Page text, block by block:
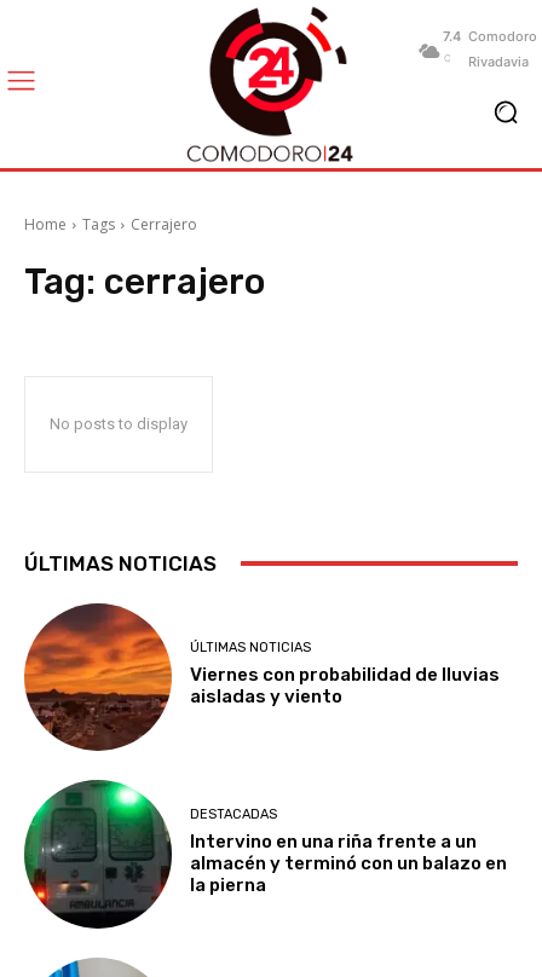
7.4
C
Comodoro
Rivadavia
Home Tags Cerrajero
Tag: cerrajero
No posts to display
ÚLTIMAS NOTICIAS
ÚLTIMAS NOTICIAS
Viernes con probabilidad de lluvias
aisladas y viento
DESTACADAS
Intervino en una riña frente a un
almacén y terminó con un balazo en
la pierna